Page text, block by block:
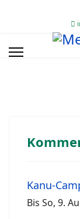
Kanu-
Bis So, 9.